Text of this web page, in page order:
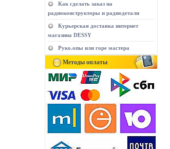
Как сделать заказ на
радиоконструкторы и радиодетали
Курьерская доставка интернет
магазина DESSY
Руко.опы или горе мастера
Методы оплаты